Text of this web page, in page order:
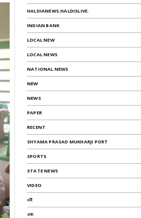
HALDIANEWS.HALDISLIVE.
INDIAN BANK
LOCAL NEW
LOCAL NEWS
NATIONAL NEWS
NEW
NEWS
PAPER
RECENT
SHYAMA PRASAD MUKHARJI PORT
SPORTS
STATE NEWS
VIDEO
এই
এবং